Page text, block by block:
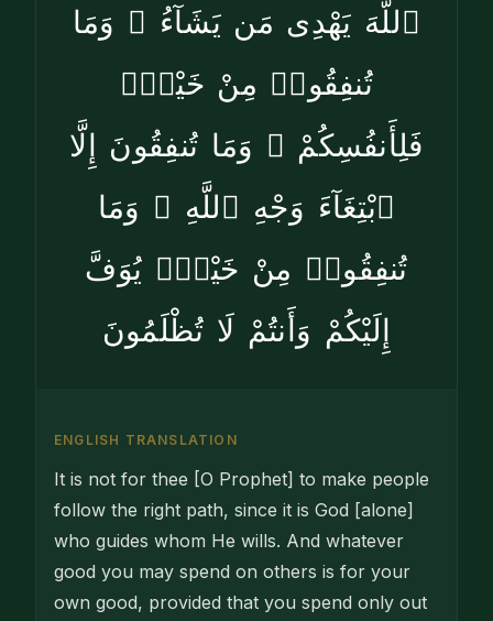
ٱللَّهَ يَهْدِى مَن يَشَآءُ ۗ وَمَا
تُنفِقُوا۟ مِنْ خَيْرٍۢ
فَلِأَنفُسِكُمْ ۚ وَمَا تُنفِقُونَ إِلَّا
ٱبْتِغَآءَ وَجْهِ ٱللَّهِ ۚ وَمَا
تُنفِقُوا۟ مِنْ خَيْرٍۢ يُوَفَّ
إِلَيْكُمْ وَأَنتُمْ لَا تُظْلَمُونَ
ENGLISH TRANSLATION
It is not for thee [O Prophet] to make people
follow the right path, since it is God [alone]
who guides whom He wills. And whatever
good you may spend on others is for your
own good, provided that you spend only out